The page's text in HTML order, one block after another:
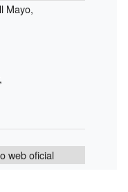
Mayo,
web oficial